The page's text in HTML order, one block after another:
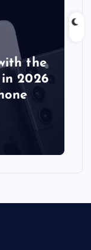
the
2026